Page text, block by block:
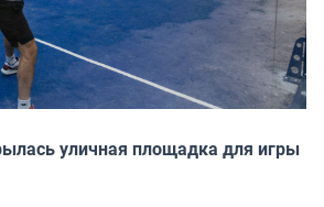
уличная площадка для игры